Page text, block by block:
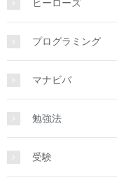
プログラミング
マナビバ
勉強法
受験